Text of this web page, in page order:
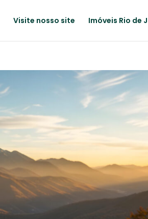
Visite nosso site Imóveis Rio de